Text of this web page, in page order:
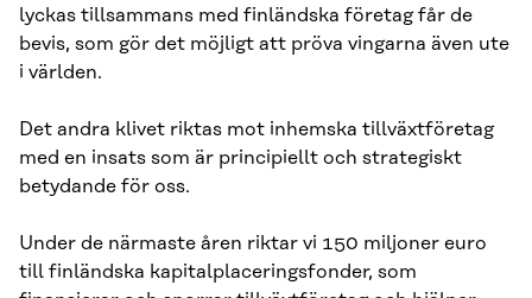
lyckas tillsammans med finländska företag får de
bevis, som gör det möjligt att pröva vingarna även ute
i världen.
Det andra klivet riktas mot inhemska tillväxtföretag
med en insats som är principiellt och strategiskt
betydande för oss.
Under de närmaste åren riktar vi 150 miljoner euro
till finländska kapitalplaceringsfonder, som